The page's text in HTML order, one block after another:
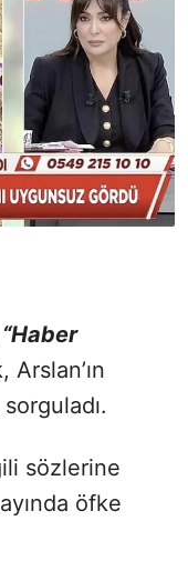
“Haber
Arslan’ın
sözlerine
öfke